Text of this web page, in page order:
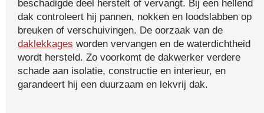
beschadigde deel herstelt of vervangt. Bij een hellend
dak controleert hij pannen, nokken en loodslabben op
breuken of verschuivingen. De oorzaak van de
daklekkages worden vervangen en de waterdichtheid
wordt hersteld. Zo voorkomt de dakwerker verdere
schade aan isolatie, constructie en interieur, en
garandeert hij een duurzaam en lekvrij dak.